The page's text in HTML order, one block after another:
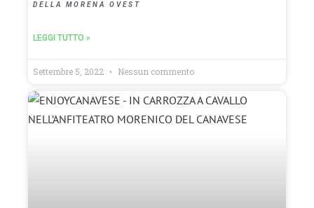
DELLA MORENA OVEST
LEGGI TUTTO »
Settembre 5, 2022 Nessun commento